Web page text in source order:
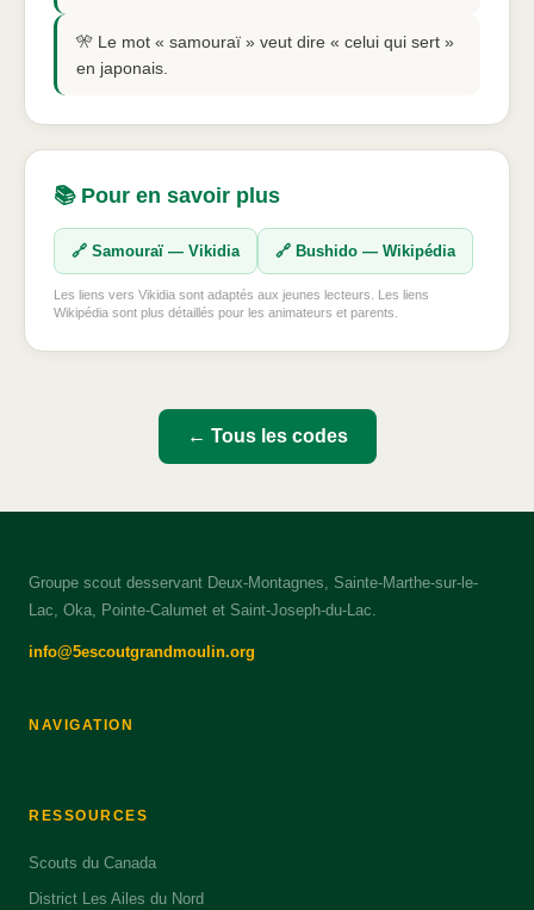
🎌 Le mot « samouraï » veut dire « celui qui sert »
en japonais.
📚 Pour en savoir plus
🔗 Samouraï — Vikidia 🔗 Bushido — Wikipédia
Les liens vers Vikidia sont adaptés aux jeunes lecteurs. Les liens
Wikipédia sont plus détaillés pour les animateurs et parents.
← Tous les codes
Groupe scout desservant Deux-Montagnes, Sainte-Marthe-sur-le-
Lac, Oka, Pointe-Calumet et Saint-Joseph-du-Lac.
info@5escoutgrandmoulin.org
NAVIGATION
RESSOURCES
Scouts du Canada
District Les Ailes du Nord